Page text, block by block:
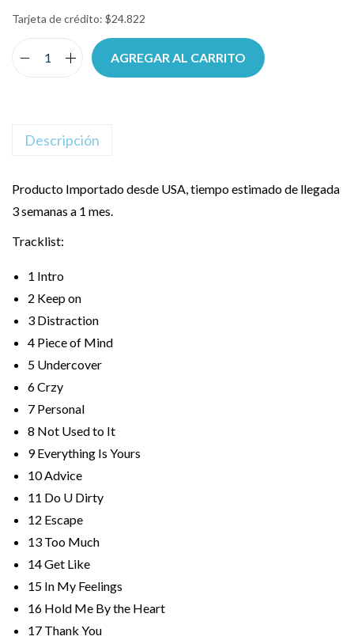
Tarjeta de crédito: $24.822
AGREGAR AL CARRITO
Descripción
Producto Importado desde USA, tiempo estimado de llegada
3 semanas a 1 mes.
Tracklist:
1 Intro
2 Keep on
3 Distraction
4 Piece of Mind
5 Undercover
6Crzy
7 Personal
8 Not Used to It
9Everything Is Yours
10Advice
11 Do U Dirty
12 Escape
13 Too Much
14Get Like
15 In My Feelings
16 Hold Me By the Heart
17 Thank You